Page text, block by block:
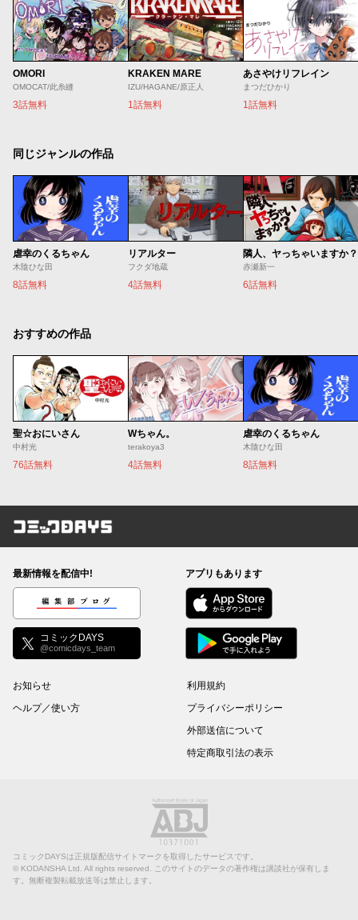
OMORI
OMOCAT/此糸縫
3話無料
KRAKEN MARE
IZU/HAGANE/原正人
1話無料
あさやけリフレイン
まつだひかり
1話無料
同じジャンルの作品
虐幸のくるちゃん
木陰ひな田
8話無料
リアルター
フクダ地蔵
4話無料
隣人、ヤっちゃいますか？
赤瀬新一
6話無料
おすすめの作品
聖☆おにいさん
中村光
76話無料
Wちゃん。
terakoya3
4話無料
虐幸のくるちゃん
木陰ひな田
8話無料
コミックDAYS
最新情報を配信中!
編集部ブログ
コミックDAYS
@comicdays_team
アプリもあります
お知らせ
ヘルプ／使い方
利用規約
プライバシーポリシー
外部送信について
特定商取引法の表示
コミックDAYSは正規版配信サイトマークを取得したサービスです。
© KODANSHA Ltd. All rights reserved. このサイトのデータの著作権は講談社が保有しま
す。無断複製転載放送等は禁止します。